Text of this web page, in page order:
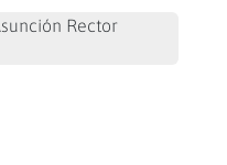
Rector